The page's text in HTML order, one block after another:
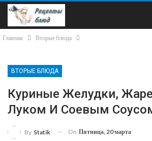
Главная Вторые блюда
ВТОРЫЕ БЛЮДА
Куриные Желудки,
Луком И Соевым
By Statik On Пятница, 20 марта